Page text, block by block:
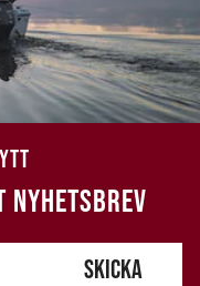
NYHETSBREV
SKICKA